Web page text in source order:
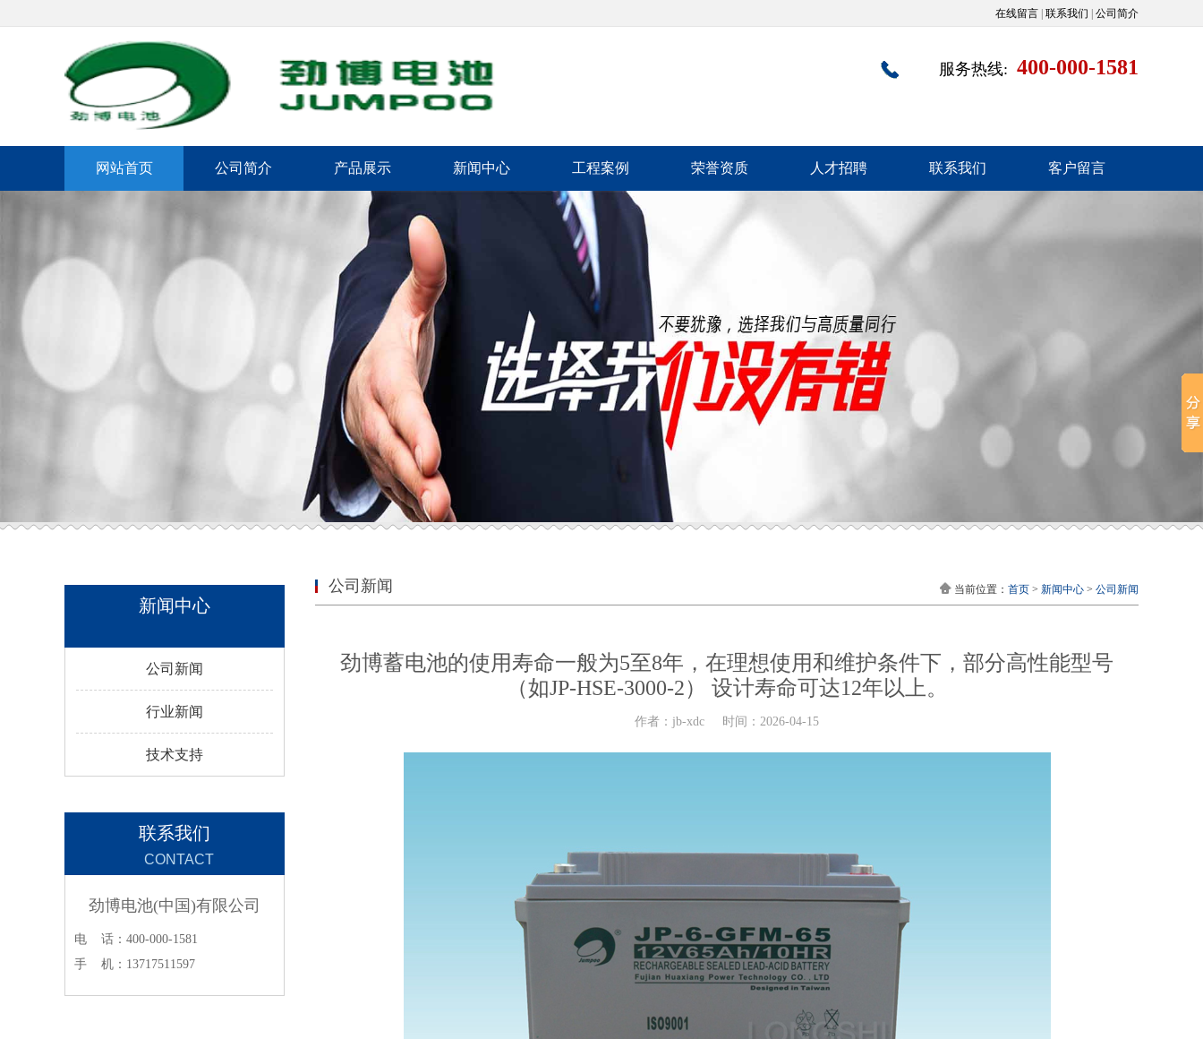
在线留言 联系我们 公司简介
服务热线: 400-000-1581
网站首页 公司简介 产品展示 新闻中心 工程案例 荣誉资质 人才招聘 联系我们 客户留言
新闻中心
公司新闻
行业新闻
技术支持
联系我们
CONTACT
劲博电池(中国)有限公司
电 话：400-000-1581
手 机：13717511597
公司新闻 当前位置： 首页 > 新闻中心 > 公司新闻
‌劲博蓄电池的使用寿命一般为5至8年‌，在理想使用和维护条件下，部分高性能型号
（如JP-HSE-3000-2） 设计寿命可达‌12年以上‌。
作者：jb-xdc 时间：2026-04-15